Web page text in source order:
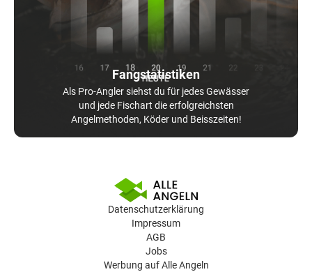
Fangstatistiken
Als Pro-Angler siehst du für jedes Gewässer
und jede Fischart die erfolgreichsten
Angelmethoden, Köder und Beisszeiten!
Datenschutzerklärung
Impressum
AGB
Jobs
Werbung auf Alle Angeln